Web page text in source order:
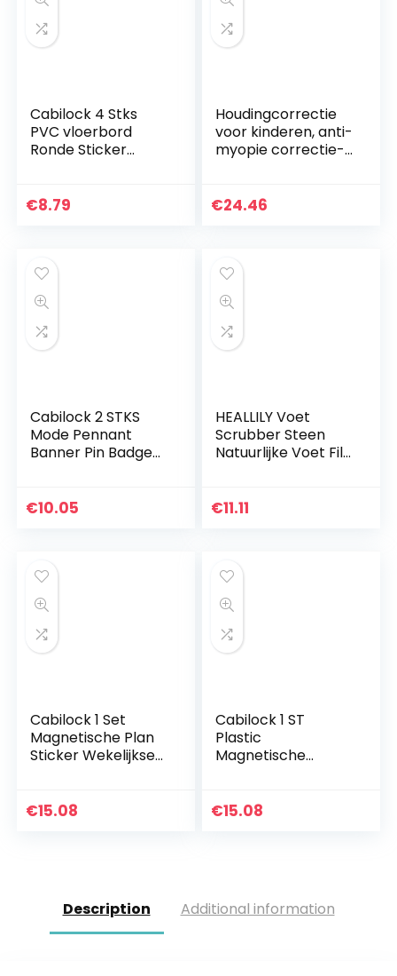
Cabilock 4 Stks
PVC vloerbord
Ronde Sticker
Herinnering
€8.79
Houdingcorrectie
voor kinderen, anti-
myopie correctie-
r studenten
€24.46
Cabilock 2 STKS
Mode Pennant
Banner Pin Badge
Opknoping Banner
€10.05
HEALLILY Voet
Scrubber Steen
Natuurlijke Voet File
Voor Voeten En
€11.11
Cabilock 1 Set
Magnetische Plan
Sticker Wekelijkse
voor Thuiskantoor
€15.08
Cabilock 1 ST
Plastic
Magnetische
Board Message
€15.08
Description Additional information